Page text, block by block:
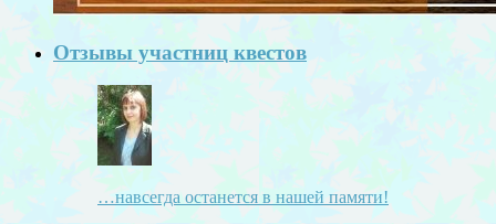
Отзывы участниц квестов
…навсегда останется в нашей памяти!